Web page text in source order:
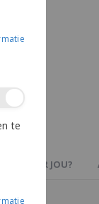
IETS VOOR JOU?
te